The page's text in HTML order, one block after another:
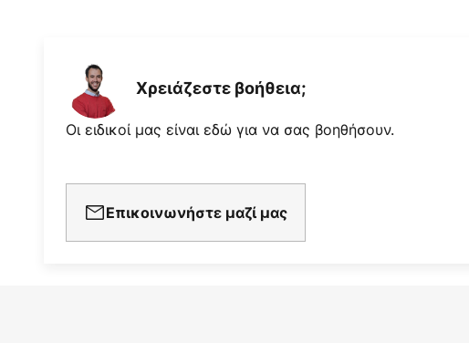
Χρειάζεστε βοήθεια;
Οι ειδικοί μας είναι εδώ για να σας βοηθήσουν.
Επικοινωνήστε μαζί μας